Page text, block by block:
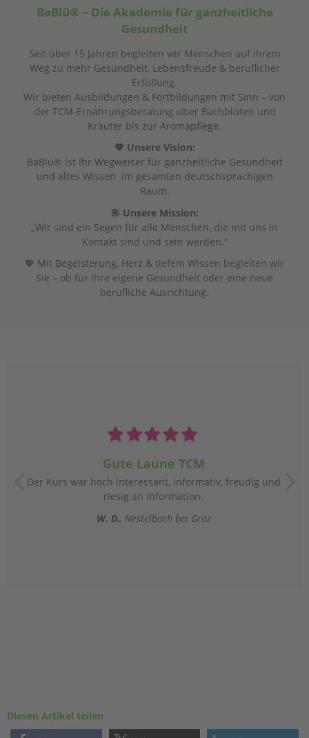
BaBlü® – Die Akademie für ganzheitliche
Gesundheit
Seit über 15 Jahren begleiten wir Menschen auf ihrem
Weg zu mehr Gesundheit, Lebensfreude & beruflicher
Erfüllung.
Wir bieten Ausbildungen & Fortbildungen mit Sinn – von
der TCM-Ernährungsberatung über Bachblüten und
Kräuter bis zur Aromapflege.
💖 Unsere Vision:
BaBlü® ist Ihr Wegweiser für ganzheitliche Gesundheit
und altes Wissen im gesamten deutschsprachigen
Raum.
🎯 Unsere Mission:
„Wir sind ein Segen für alle Menschen, die mit uns in
Kontakt sind und sein werden.“
💖 Mit Begeisterung, Herz & tiefem Wissen begleiten wir
Sie – ob für Ihre eigene Gesundheit oder eine neue
berufliche Ausrichtung.
Gute Laune TCM
Der Kurs war hoch interessant, informativ, freudig und
riesig an Information.
W. D. Nestelbach bei Graz
Diesen Artikel teilen